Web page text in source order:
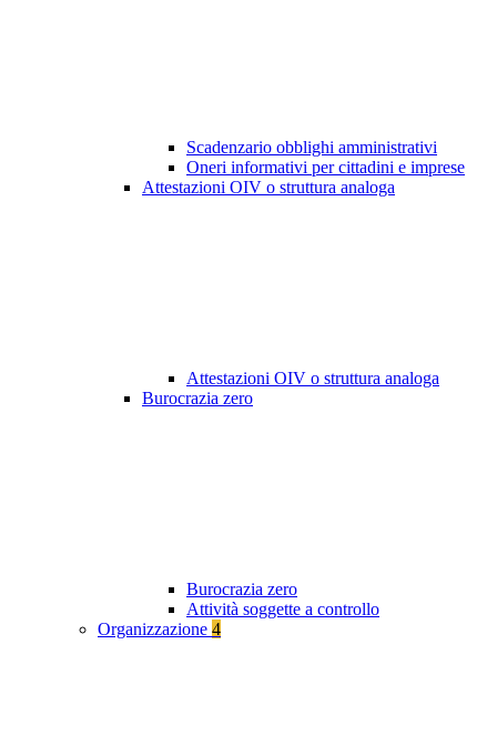
Scadenzario obblighi amministrativi
Oneri informativi per cittadini e imprese
Attestazioni OIV o struttura analoga
Attestazioni OIV o struttura analoga
Burocrazia zero
Burocrazia zero
Attività soggette a controllo
Organizzazione 4